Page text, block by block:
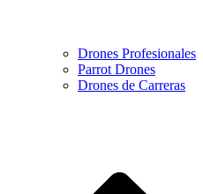
Drones Profesionales
Parrot Drones
Drones de Carreras